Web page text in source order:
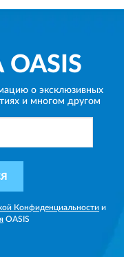
OASIS
о эксклюзивных
и многом другом
Конфиденциальности и
OASIS